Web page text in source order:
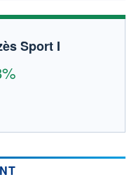
Sport I
09/04/2026